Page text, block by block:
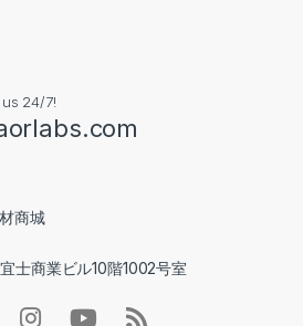
us 24/7!
商城
士商業ビル10階1002号室